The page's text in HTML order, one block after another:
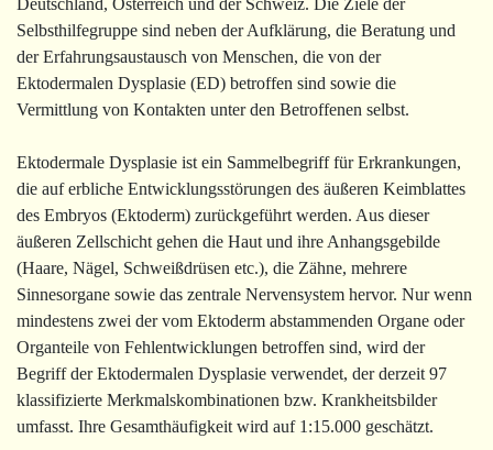
Deutschland, Österreich und der Schweiz. Die Ziele der
Selbsthilfegruppe sind neben der Aufklärung, die Beratung und
der Erfahrungsaustausch von Menschen, die von der
Ektodermalen Dysplasie (ED) betroffen sind sowie die
Vermittlung von Kontakten unter den Betroffenen selbst.
Ektodermale Dysplasie ist ein Sammelbegriff für Erkrankungen,
die auf erbliche Entwicklungsstörungen des äußeren Keimblattes
des Embryos (Ektoderm) zurückgeführt werden. Aus dieser
äußeren Zellschicht gehen die Haut und ihre Anhangsgebilde
(Haare, Nägel, Schweißdrüsen etc.), die Zähne, mehrere
Sinnesorgane sowie das zentrale Nervensystem hervor. Nur wenn
mindestens zwei der vom Ektoderm abstammenden Organe oder
Organteile von Fehlentwicklungen betroffen sind, wird der
Begriff der Ektodermalen Dysplasie verwendet, der derzeit 97
klassifizierte Merkmalskombinationen bzw. Krankheitsbilder
umfasst. Ihre Gesamthäufigkeit wird auf 1:15.000 geschätzt.